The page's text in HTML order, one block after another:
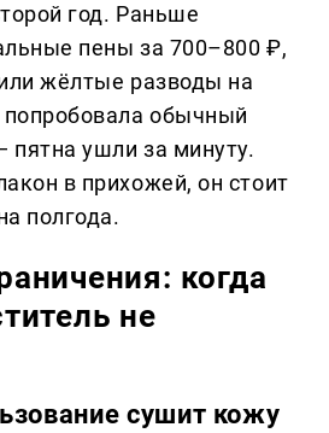
год. Раньше
пены за 700–800 ₽,
жёлтые разводы на
попробовала обычный
пятна ушли за минуту.
в прихожей, он стоит
полгода.
когда
не
сушит кожу